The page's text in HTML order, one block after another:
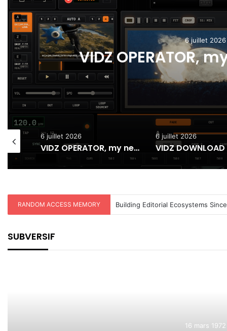
6 juillet 2026
VIDZ OPERATOR,
6 juillet 2026
VIDZ OPERATOR, my new VJ Tool !
6 juillet 2026
VIDZ DOWNLOAD
RANDOM ACCESS MEMORY THE CONTEMPORARY ART OF
SUBVERSIF
16 mars 1972